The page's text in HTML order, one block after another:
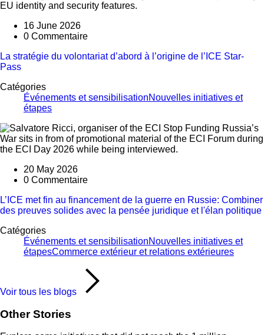
16 June 2026
0 Commentaire
La stratégie du volontariat d’abord à l’origine de l’ICE Star-
Pass
Catégories
Événements et sensibilisationNouvelles initiatives et
étapes
20 May 2026
0 Commentaire
L’ICE met fin au financement de la guerre en Russie: Combiner
des preuves solides avec la pensée juridique et l'élan politique
Catégories
Événements et sensibilisationNouvelles initiatives et
étapesCommerce extérieur et relations extérieures
Voir tous les blogs
Other Stories